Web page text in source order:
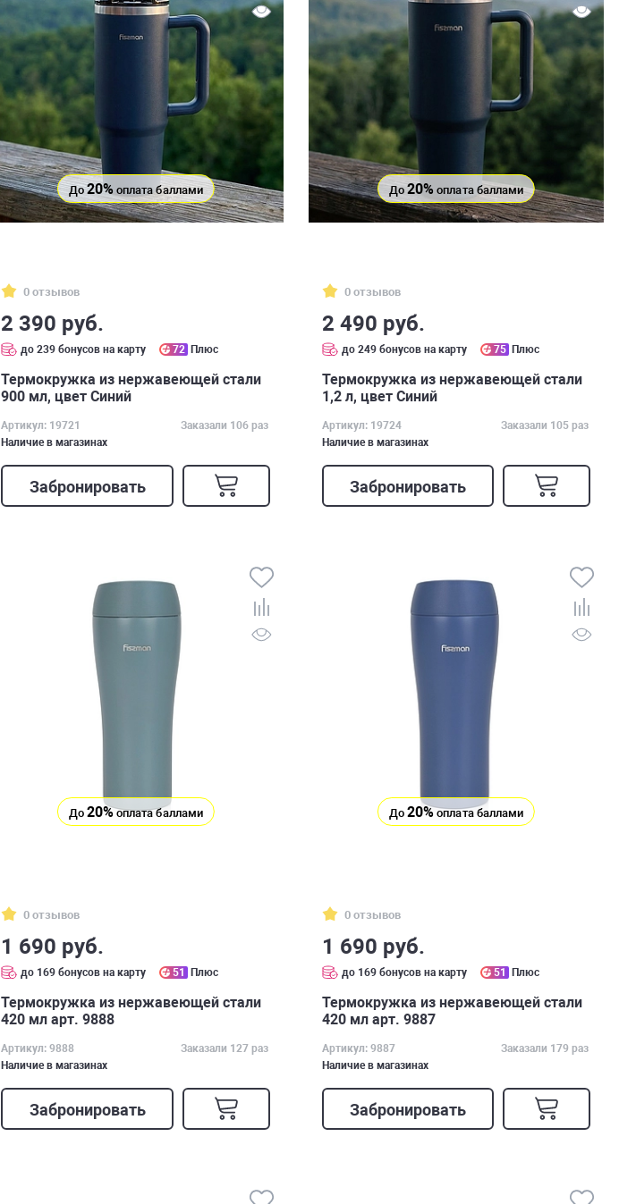
До20% оплата баллами
0 отзывов
2 390 руб.
до 239 бонусов на карту 72 Плюс
Термокружка из нержавеющей стали
900 мл, цвет Синий
Артикул: 19721
Заказали 106 раз
Наличие в магазинах
Забронировать
До20% оплата баллами
0 отзывов
2 490 руб.
до 249 бонусов на карту 75 Плюс
Термокружка из нержавеющей стали
1,2 л, цвет Синий
Артикул: 19724
Заказали 105 раз
Наличие в магазинах
Забронировать
До 20%оплата баллами
0 отзывов
1 690 руб.
до 169 бонусов на карту 51 Плюс
Термокружка из нержавеющей стали
420 мл арт. 9888
Артикул: 9888
Заказали 127 раз
Наличие в магазинах
Забронировать
До20%оплата баллами
0 отзывов
1 690 руб.
до 169 бонусов на карту 51 Плюс
Термокружка из нержавеющей стали
420 мл арт. 9887
Артикул: 9887
Заказали 179 раз
Наличие в магазинах
Забронировать